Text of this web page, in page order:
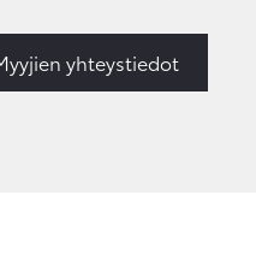
yhteystiedot